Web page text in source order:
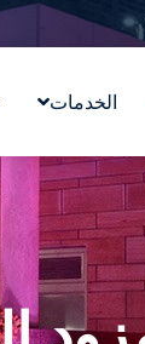
الخدمات
تصميم معالم
ووترلاب ™WATERLAB
المنتج